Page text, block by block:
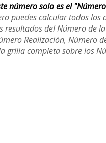
número solo es el
puedes calcular todos
resultados del Número de
Realización, Número
grilla completa sobre los